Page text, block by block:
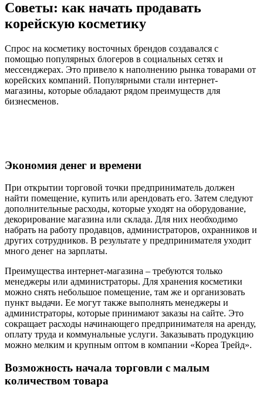
Советы: как начать продавать
корейскую косметику
Спрос на косметику восточных брендов создавался с
помощью популярных блогеров в социальных сетях и
мессенджерах. Это привело к наполнению рынка товарами от
корейских компаний. Популярными стали интернет-
магазины, которые обладают рядом преимуществ для
бизнесменов.
Экономия денег и времени
При открытии торговой точки предприниматель должен
найти помещение, купить или арендовать его. Затем следуют
дополнительные расходы, которые уходят на оборудование,
декорирование магазина или склада. Для них необходимо
набрать на работу продавцов, администраторов, охранников и
других сотрудников. В результате у предпринимателя уходит
много денег на зарплаты.
Преимущества интернет-магазина – требуются только
менеджеры или администраторы. Для хранения косметики
можно снять небольшое помещение, там же и организовать
пункт выдачи. Ее могут также выполнять менеджеры и
администраторы, которые принимают заказы на сайте. Это
сокращает расходы начинающего предпринимателя на аренду,
оплату труда и коммунальные услуги. Заказывать продукцию
можно мелким и крупным оптом в компании «Кореа Трейд».
Возможность начала торговли с малым
количеством товара